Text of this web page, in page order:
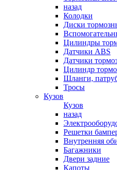
назад
Колодки
Диски
Цилиндры
Датчики ABS
Датчики
Цилиндр
Шланги,
Тросы
Кузов
Кузов
назад
Решетки
Внутренняя
Багажники
Двери задние
Капоты